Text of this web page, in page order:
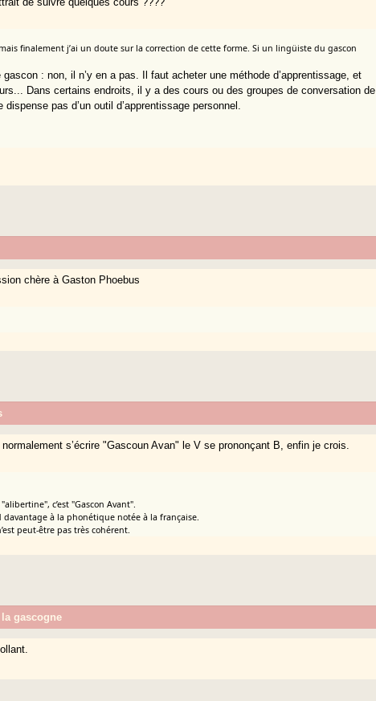
finalement j’ai un doute sur la correction de cette forme. Si un lingüiste du gascon
: non, il n’y en a pas. Il faut acheter une méthode d’apprentissage, et
Dans certains endroits, il y a des cours ou des groupes de conversation de
pas d’un outil d’apprentissage personnel.
chère à Gaston Phoebus
s’écrire "Gascoun Avan" le V se prononçant B, enfin je crois.
c’est "Gascon Avant".
à la phonétique notée à la française.
peut-être pas très cohérent.
gascogne